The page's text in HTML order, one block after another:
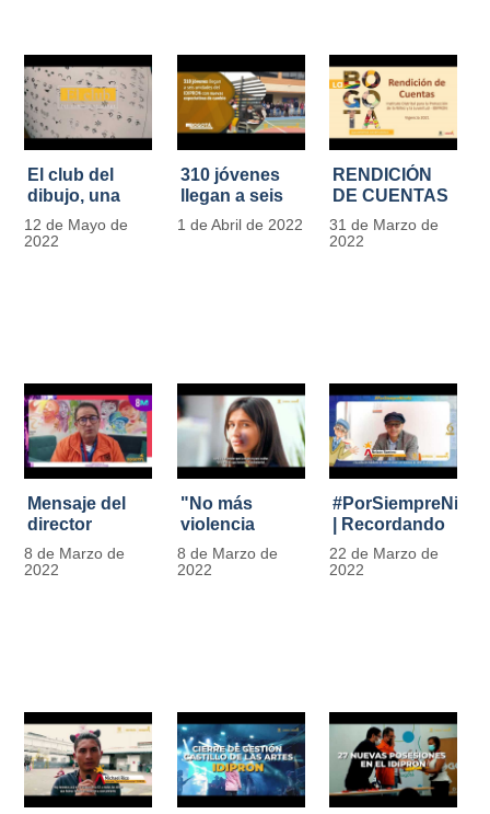
El club del
dibujo, una
apuesta para
formar
12 de Mayo de
2022
310 jóvenes
llegan a seis
unidades del
IDIPRON con
1 de Abril de 2022
RENDICIÓN
DE CUENTAS
IDIPRON |
Vigencia 2021
31 de Marzo de
2022
Mensaje del
director
Carlos Marín |
Día
8 de Marzo de
2022
"No más
violencia
contra la
mujer" | 8
8 de Marzo de
2022
| Recordando
al Padre
Javier de
22 de Marzo de
2022